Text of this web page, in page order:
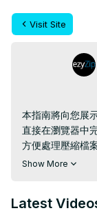
Visit Site
本指南將向您展
直接在瀏覽器中
方便處理壓縮檔
- 上傳您的 7Z 檔
Show More
Latest